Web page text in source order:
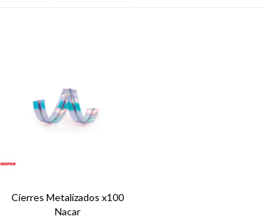
Cierres Metalizados x100
Nacar